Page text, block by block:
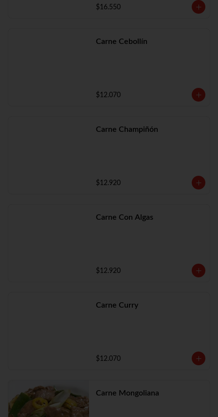
$16.550
Carne Cebollín
$12.070
Carne Champiñón
$12.920
Carne Con Algas
$12.920
Carne Curry
$12.070
Carne Mongoliana